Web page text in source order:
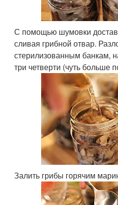
С помощью шумовки
сливая грибной отвар.
стерилизованным банкам,
три четверти (чуть больше
Залить грибы горячим